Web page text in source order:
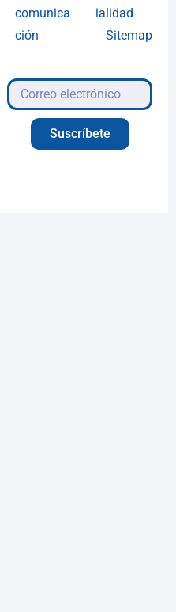
comunica
ción
ialidad
Sitemap
Suscríbete